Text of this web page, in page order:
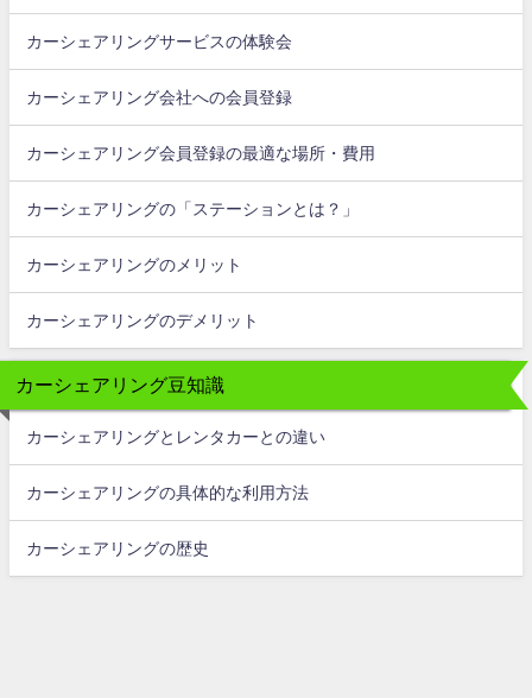
カーシェアリングサービスの体験会
カーシェアリング会社への会員登録
カーシェアリング会員登録の最適な場所・費用
カーシェアリングの「ステーションとは？」
カーシェアリングのメリット
カーシェアリングのデメリット
カーシェアリング豆知識
カーシェアリングとレンタカーとの違い
カーシェアリングの具体的な利用方法
カーシェアリングの歴史